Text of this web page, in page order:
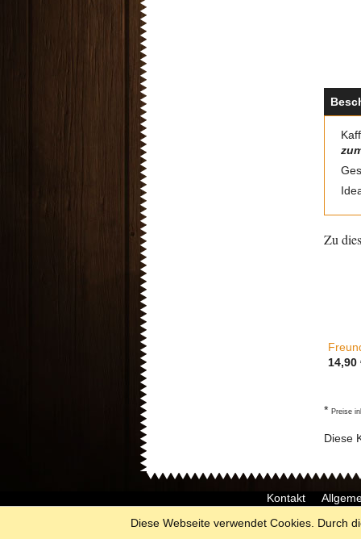
Zu
14,90
* Preise
Diese
Kontakt
Diese Webseite verwendet Cookies. Durch